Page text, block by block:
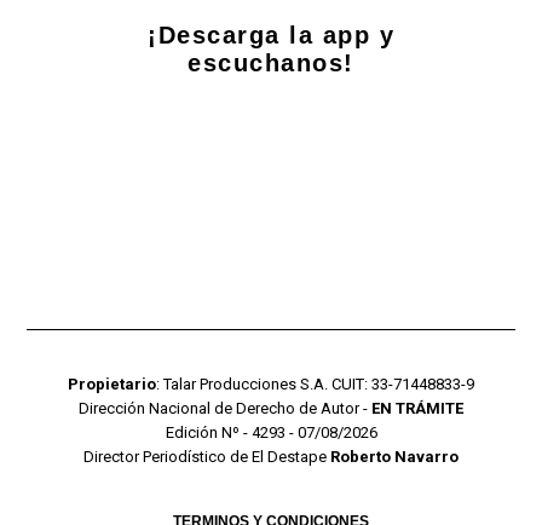
¡Descarga la app y
escuchanos!
Propietario: Talar Producciones S.A. CUIT: 33-71448833-9
Dirección Nacional de Derecho de Autor - EN TRÁMITE
Edición Nº - 4293 - 07/08/2026
Director Periodístico de El Destape Roberto Navarro
TERMINOS Y CONDICIONES